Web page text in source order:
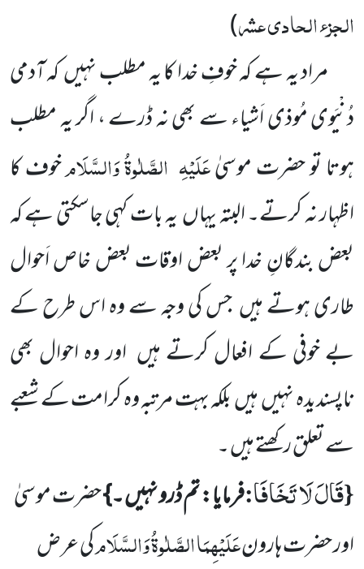
الجزء الحادی عشر)
مراد یہ ہے کہ خوفِ خدا کا یہ مطلب نہیںکہ آدمی
دُنْیَوی مُوذی اَشیاء سے بھی نہ ڈرے ، اگر یہ مطلب
ہوتا توحضرت موسیٰعَلَیْہِ الصَّلٰوۃُ وَالسَّلَامخوف کا
اظہار نہ کرتے۔ البتہ یہاںیہ بات کہی جاسکتی ہے کہ
بعض بندگانِ خدا پر بعض اوقات بعض خاص اَحوال
طاری ہوتے ہیںجس کی وجہ سے وہ اس طرحکے
بے خوفی کے افعال کرتے ہیں اور وہ احوال بھی
ناپسندیدہ نہیںہیںبلکہ بہت مرتبہ وہ کرامت کے شعبے
سے تعلق رکھتے ہیں ۔
{قَالَ لَا تَخَافَا:فرمایا: تم ڈرو نہیں ۔}حضرت موسیٰ
اور حضرت ہارونعَلَیْہِمَا الصَّلٰوۃُ وَالسَّلَامکی عرض